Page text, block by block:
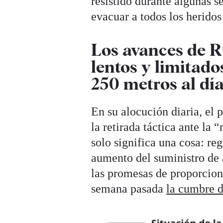
evacuar a todos los
Los avances de
lentos y
250 metros al
En su alocución diaria, el
la retirada táctica ante la
solo significa una cosa:
aumento del suministro
las promesas de
semana pasadala cumbre